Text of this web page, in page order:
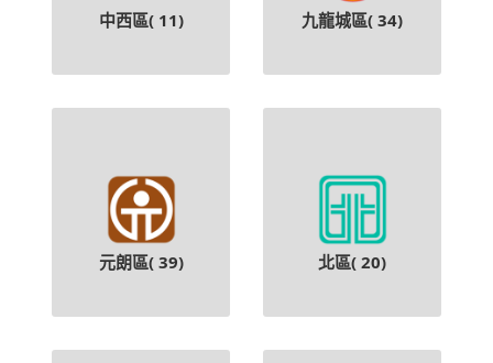
中西區( 11) 九龍城區( 34)
元朗區( 39) 北區( 20)